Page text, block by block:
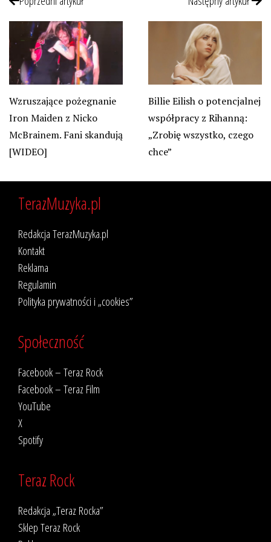
Wzruszające pożegnanie
Iron Maiden z Nicko
McBrainem. Fani skandują
[WIDEO]
Billie Eilish o potencjalnej
współpracy z Rihanną:
„Zrobię wszystko, czego
chce”
TerazMuzyka.pl
Redakcja TerazMuzyka.pl
Kontakt
Reklama
Regulamin
Polityka prywatności i „cookies”
Społeczność
Facebook – Teraz Rock
Facebook – Teraz Film
YouTube
X
Spotify
Teraz Rock
Redakcja „Teraz Rocka”
Sklep Teraz Rock